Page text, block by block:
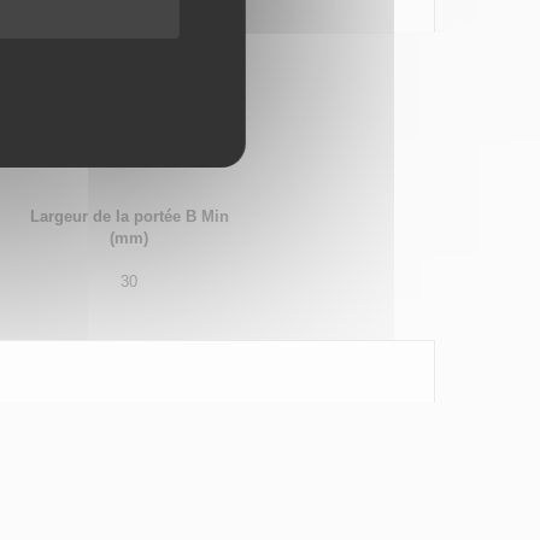
Largeur de la portée B Min
(mm)
30